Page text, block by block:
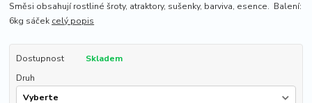
Směsi obsahují rostliné šroty, atraktory, sušenky, barviva, esence. Balení:
6kg sáček celý popis
Dostupnost
Skladem
Druh